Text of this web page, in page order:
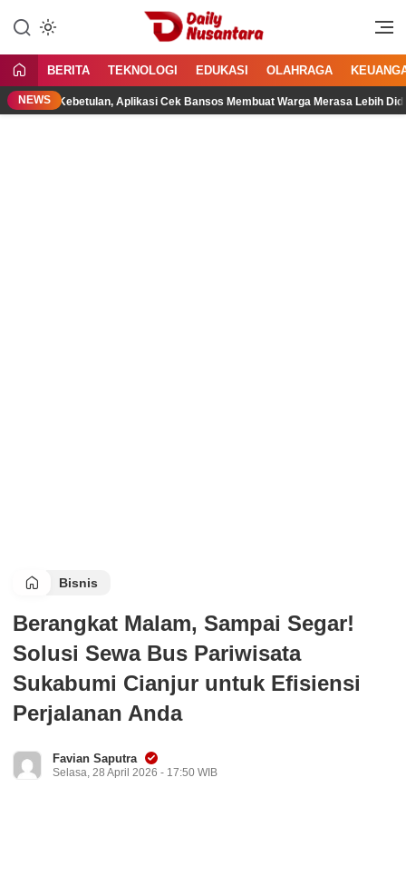
konten
Daily Nusantara
Menyajikan Fakta, Menginspirasi
BERITA TEKNOLOGI EDUKASI OLAHRAGA
NEWS
Kebetulan, Aplikasi Cek Bansos Membuat Warga Merasa Lebih Didengar
Bisnis
Berangkat Malam, Sampai Segar!
Solusi Sewa Bus Pariwisata
Sukabumi Cianjur untuk Efisiensi
Perjalanan Anda
Favian Saputra
Selasa, 28 April 2026 - 17:50 WIB